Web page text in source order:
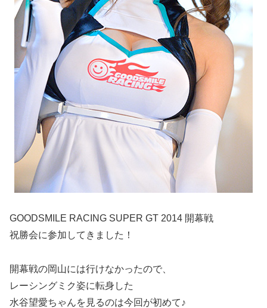
GOODSMILE RACING SUPER GT 2014 開幕戦
祝勝会に参加してきました！
開幕戦の岡山には行けなかったので、
レーシングミク姿に転身した
水谷望愛ちゃんを見るのは今回が初めて♪